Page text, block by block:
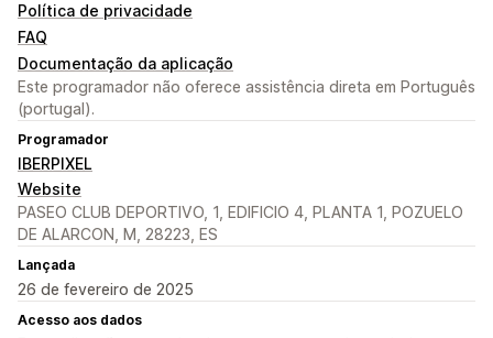
Política de privacidade
FAQ
Documentação da aplicação
Este programador não oferece assistência direta em Português
(portugal).
Programador
IBERPIXEL
Website
PASEO CLUB DEPORTIVO, 1, EDIFICIO 4, PLANTA 1, POZUELO
DE ALARCON, M, 28223, ES
Lançada
26 de fevereiro de 2025
Acesso aos dados